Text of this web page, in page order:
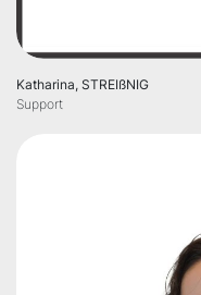
Katharina, STREIßNIG
Support